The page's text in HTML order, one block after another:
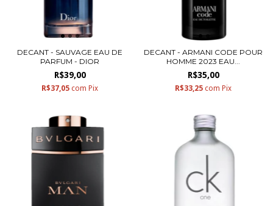
DECANT - SAUVAGE EAU DE
PARFUM - DIOR
R$39,00
R$37,05 com Pix
DECANT - ARMANI CODE POUR
HOMME 2023 EAU...
R$35,00
R$33,25 com Pix